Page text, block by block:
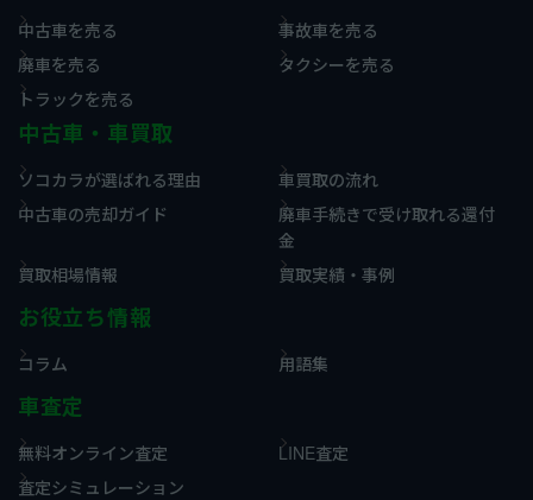
中古車を売る
事故車を売る
廃車を売る
タクシーを売る
トラックを売る
中古車・車買取
ソコカラが選ばれる理由
車買取の流れ
中古車の売却ガイド
廃車手続きで受け取れる還付
金
買取相場情報
買取実績・事例
お役立ち情報
コラム 用語集
車査定
無料オンライン査定
LINE査定
査定シミュレーション